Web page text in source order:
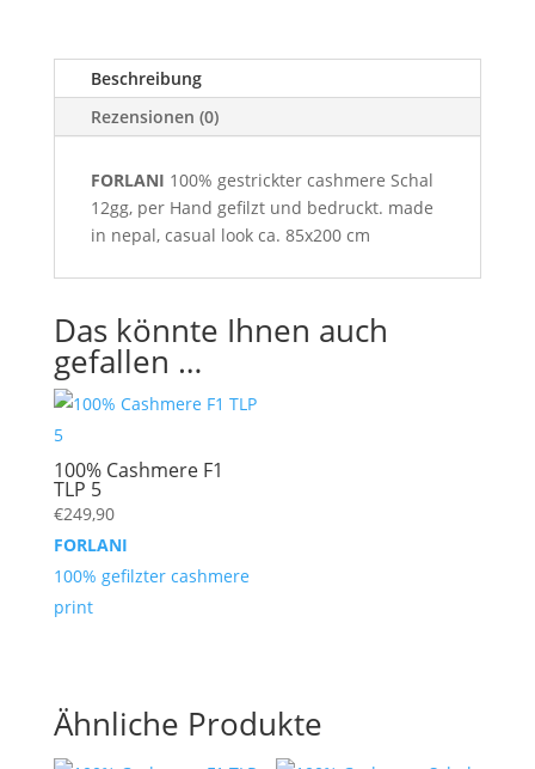
Beschreibung
Rezensionen (0)
FORLANI 100% gestrickter cashmere Schal
12gg, per Hand gefilzt und bedruckt. made
in nepal, casual look ca. 85x200 cm
Das könnte Ihnen auch
gefallen …
100% Cashmere F1
TLP 5
€249,90
FORLANI
100% gefilzter cashmere
print
Ähnliche Produkte